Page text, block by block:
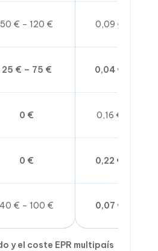
50 € – 120 € 0,09 € – 0,42
25 € – 75 € 0,04 € – 0,28
0 € 0,16 € – 0,58
0 € 0,22 € – 0,75
40 € – 100 € 0,07 € – 0,33
y el coste EPR multipaís